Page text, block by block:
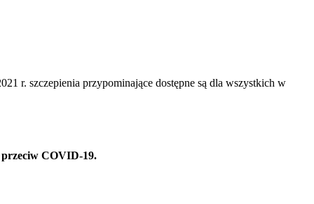
r. szczepienia przypominające dostępne są dla wszystkich w
przeciw COVID-19.